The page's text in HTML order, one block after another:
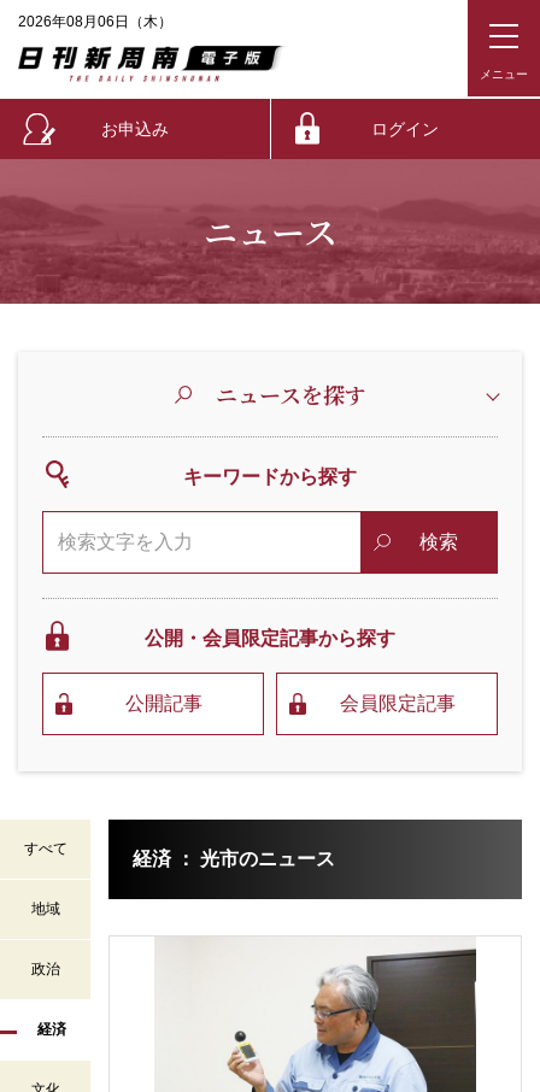
2026年08月06日（木）
お申込み ログイン
ニュース
ニュースを探す
キーワードから探す
検索
公開・会員限定記事から探す
公開記事 会員限定記事
すべて
地域
政治
経済
経済 ： 光市のニュース